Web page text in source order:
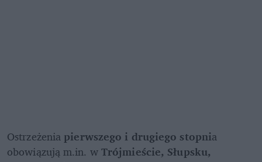
Ostrzeżenia pierwszego i drugiego stopnia
obowiązują m.in. w Trójmieście, Słupsku,